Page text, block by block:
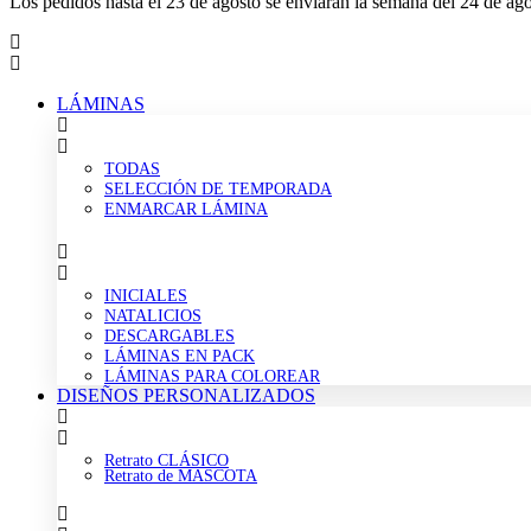
LÁMINAS
TODAS
SELECCIÓN DE TEMPORADA
ENMARCAR LÁMINA
INICIALES
NATALICIOS
DESCARGABLES
LÁMINAS EN PACK
LÁMINAS PARA COLOREAR
DISEÑOS PERSONALIZADOS
Retrato CLÁSICO
Retrato de MASCOTA